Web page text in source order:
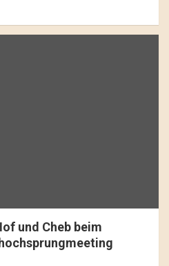
und Cheb beim